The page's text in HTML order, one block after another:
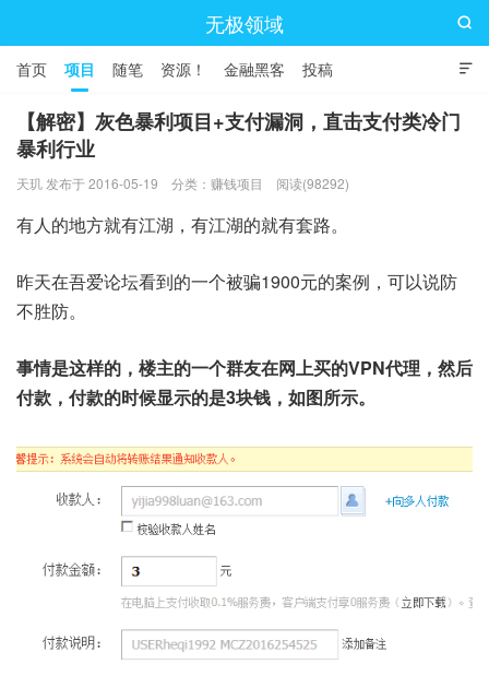
无极领域

首页 项目 随笔 资源！ 金融黑客 投稿

【解密】灰色暴利项目+支付漏洞，直击支付类冷门
暴利行业
天玑 发布于 2016-05-19 分类： 赚钱项目 阅读(98292)
有人的地方就有江湖，有江湖的就有套路。
昨天在吾爱论坛看到的一个被骗1900元的案例，可以说防
不胜防。
事情是这样的，楼主的一个群友在网上买的VPN代理，然后
付款，付款的时候显示的是3块钱，如图所示。